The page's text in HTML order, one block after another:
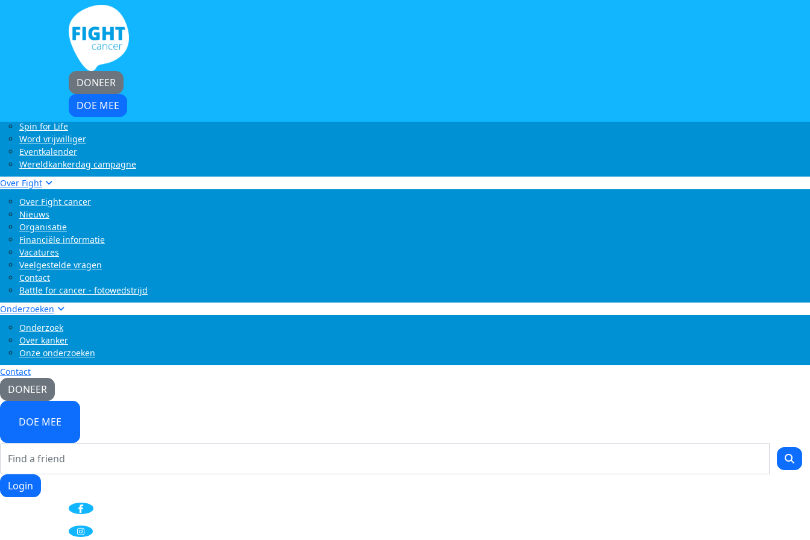
Start zelf een actie
Light at Night Walk
Rollercoaster Run
Swim to Fight Cancer
Buffelrun X Fight cancer
Tocht om de Noord
Spin for Life
Word vrijwilliger
Eventkalender
Wereldkankerdag campagne
Over Fight
Over Fight cancer
Nieuws
Organisatie
Financiële informatie
Vacatures
Veelgestelde vragen
Contact
Battle for cancer - fotowedstrijd
Onderzoeken
Onderzoek
Over kanker
Onze onderzoeken
Contact
DONEER
DOE MEE
Login
DONEER
DOE MEE